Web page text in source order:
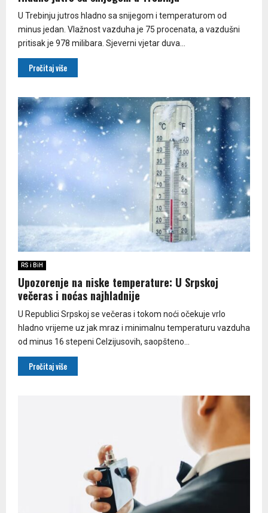
U Trebinju jutros hladno sa snijegom i temperaturom od
minus jedan. Vlažnost vazduha je 75 procenata, a vazdušni
pritisak je 978 milibara. Sjeverni vjetar duva...
Pročitaj više
RS i BiH
Upozorenje na niske temperature: U Srpskoj
večeras i noćas najhladnije
U Republici Srpskoj se večeras i tokom noći očekuje vrlo
hladno vrijeme uz jak mraz i minimalnu temperaturu vazduha
od minus 16 stepeni Celzijusovih, saopšteno...
Pročitaj više